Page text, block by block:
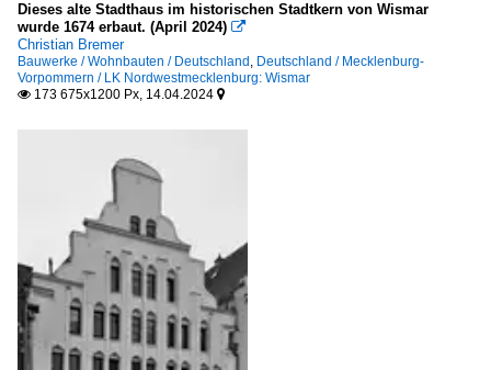
Dieses alte Stadthaus im historischen Stadtkern von Wismar
wurde 1674 erbaut. (April 2024) 
Christian Bremer
Bauwerke / Wohnbauten / Deutschland , Deutschland / Mecklenburg-
Vorpommern / LK Nordwestmecklenburg: Wismar
 173 675x1200 Px, 14.04.2024 